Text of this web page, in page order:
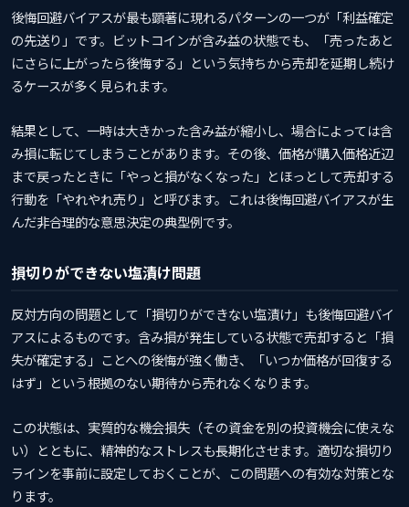
後悔回避バイアスが最も顕著に現れるパターンの一つが「利益確定
の先送り」です。ビットコインが含み益の状態でも、「売ったあと
にさらに上がったら後悔する」という気持ちから売却を延期し続け
るケースが多く見られます。
結果として、一時は大きかった含み益が縮小し、場合によっては含
み損に転じてしまうことがあります。その後、価格が購入価格近辺
まで戻ったときに「やっと損がなくなった」とほっとして売却する
行動を「やれやれ売り」と呼びます。これは後悔回避バイアスが生
んだ非合理的な意思決定の典型例です。
損切りができない塩漬け問題
反対方向の問題として「損切りができない塩漬け」も後悔回避バイ
アスによるものです。含み損が発生している状態で売却すると「損
失が確定する」ことへの後悔が強く働き、「いつか価格が回復する
はず」という根拠のない期待から売れなくなります。
この状態は、実質的な機会損失（その資金を別の投資機会に使えな
い）とともに、精神的なストレスも長期化させます。適切な損切り
ラインを事前に設定しておくことが、この問題への有効な対策とな
ります。